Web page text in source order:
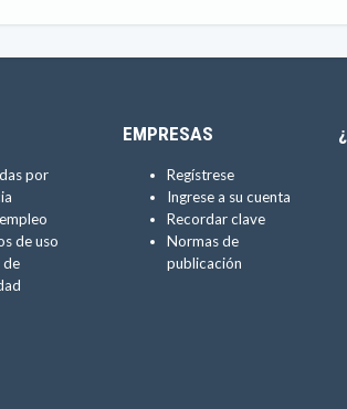
por
de uso
de
EMPRESAS
Regístrese
Ingrese a su cuenta
Recordar clave
Normas de
publicación